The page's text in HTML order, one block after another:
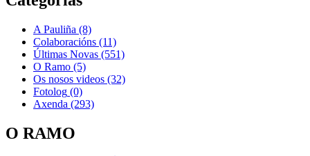
A Pauliña (8)
Colaboracións (11)
Últimas Novas (551)
O Ramo (5)
Os nosos videos (32)
Fotolog (0)
Axenda (293)
O RAMO